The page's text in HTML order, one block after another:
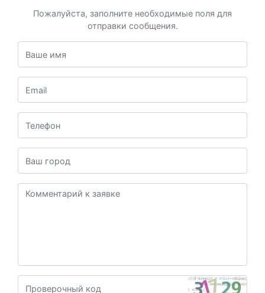
Пожалуйста, заполните необходимые поля для
отправки сообщения.